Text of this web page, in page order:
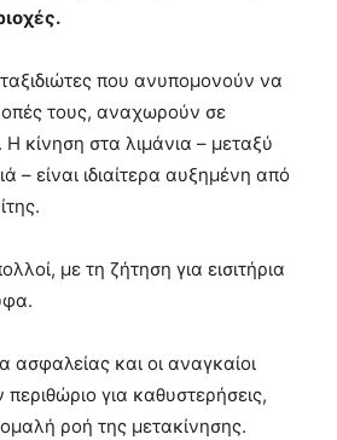
που ανυπομονούν να
τους, αναχωρούν σε
κίνηση στα λιμάνια – μεταξύ
– είναι ιδιαίτερα αυξημένη από
με τη ζήτηση για εισιτήρια
και οι αναγκαίοι
για καθυστερήσεις,
ροή της μετακίνησης.